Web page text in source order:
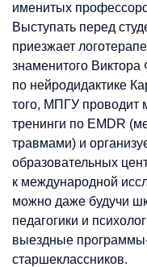
именитых
Выступать перед
приезжает
знаменитого Виктора
по нейродидактике
того, МПГУ
тренинги по EMDR
травмами) и
образовательных
к международной
можно даже будучи
педагогики и
выездные
старшеклассников.